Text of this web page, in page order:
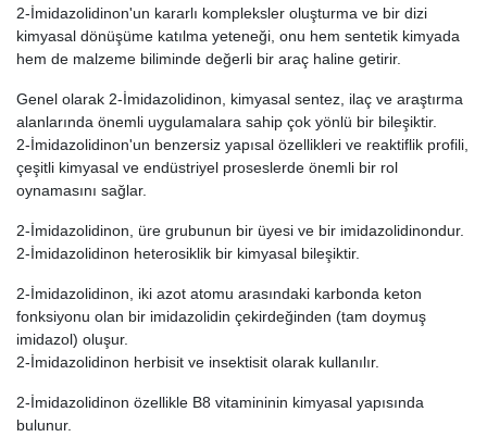
2-İmidazolidinon'un kararlı kompleksler oluşturma ve bir dizi
kimyasal dönüşüme katılma yeteneği, onu hem sentetik kimyada
hem de malzeme biliminde değerli bir araç haline getirir.
Genel olarak 2-İmidazolidinon, kimyasal sentez, ilaç ve araştırma
alanlarında önemli uygulamalara sahip çok yönlü bir bileşiktir.
2-İmidazolidinon'un benzersiz yapısal özellikleri ve reaktiflik profili,
çeşitli kimyasal ve endüstriyel proseslerde önemli bir rol
oynamasını sağlar.
2-İmidazolidinon, üre grubunun bir üyesi ve bir imidazolidinondur.
2-İmidazolidinon heterosiklik bir kimyasal bileşiktir.
2-İmidazolidinon, iki azot atomu arasındaki karbonda keton
fonksiyonu olan bir imidazolidin çekirdeğinden (tam doymuş
imidazol) oluşur.
2-İmidazolidinon herbisit ve insektisit olarak kullanılır.
2-İmidazolidinon özellikle B8 vitamininin kimyasal yapısında
bulunur.